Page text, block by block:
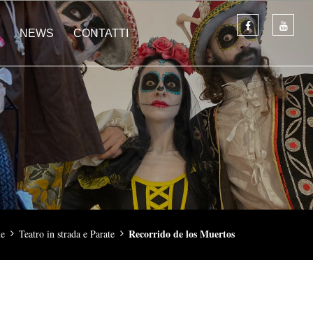
NEWS CONTATTI
Teatro in strada e Parate Recorrido de los Muertos